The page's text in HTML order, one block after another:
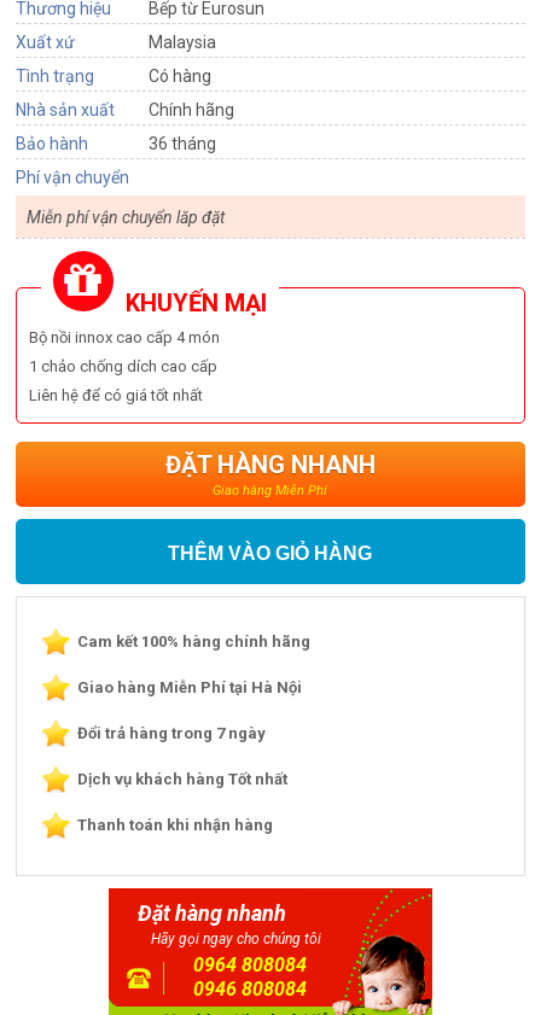
Thương hiệu
Bếp từ Eurosun
Xuất xứ
Malaysia
Tình trạng
Có hàng
Nhà sản xuất
Chính hãng
Bảo hành
36 tháng
Phí vận chuyển
Miễn phí vận chuyển lăp đặt
KHUYẾN MẠI
Bộ nồi innox cao cấp 4 món
1 chảo chống dích cao cấp
Liên hệ để có giá tốt nhất
ĐẶT HÀNG NHANH
Giao hàng Miễn Phí
THÊM VÀO GIỎ HÀNG
Cam kết 100% hàng chính hãng
Giao hàng Miễn Phí tại Hà Nội
Đổi trả hàng trong 7 ngày
Dịch vụ khách hàng Tốt nhất
Thanh toán khi nhận hàng
Đặt hàng nhanh
Hãy gọi ngay cho chúng tôi
0964 808084
0946 808084